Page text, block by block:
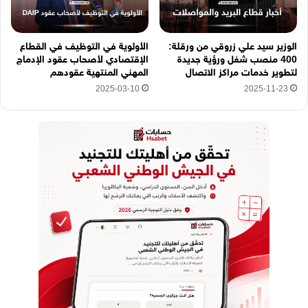
الوزير سيد علي زروقي من ورقلة:
400 منصب شغل ورؤية جديدة
لتطوير خدمات مراكز الاتصال
2025-11-23
الأولوية في التوظيف في القطاع
الإقتصادي لأصحاب عقود الإدماج
المهني المنتهية عقودهم
2025-03-10